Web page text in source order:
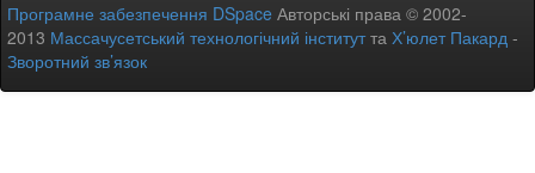
Програмне забезпечення DSpace Авторські права © 2002-
2013 Массачусетський технологічний інститутта Х’юлет Пакард -
Зворотний зв’язок